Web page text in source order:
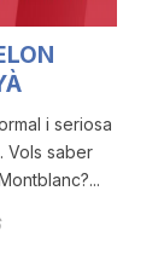
i seriosa
Vols saber